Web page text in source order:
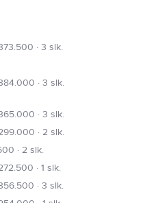
· 3 slk.
· 3 slk.
· 3 slk.
· 2 slk.
· 2 slk.
· 1 slk.
· 3 slk.